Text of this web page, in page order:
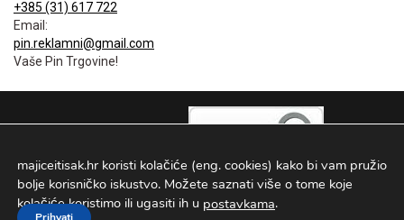
+385 (31) 617 722
Email:
pin.reklamni@gmail.com
Vaše Pin Trgovine!
majiceitisak.hr koristi kolačiće (eng. cookies) kako bi vam pružio
bolje korisničko iskustvo. Možete saznati više o tome koje
kolačiće koristimo ili ugasiti ih u postavkama.